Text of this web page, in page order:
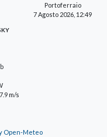
Portoferraio
7 Agosto 2026, 12:49
m/s
Open-Meteo